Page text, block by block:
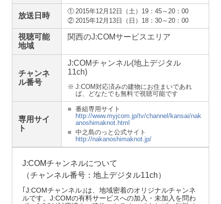
放送日時
① 2015年12月12日（土） 19：45～20：00
② 2015年12月13日（日） 18：30～20：00
視聴可能
地域
関西のJ:COMサービスエリア
チャンネ
ル番号
J:COMチャンネル(地上デジタル
11ch)
※ J:COM対応済みの建物にお住まいであれ
ば、どなたでも無料で視聴可能です
専用サイ
ト
■ 番組専用サイト
http://www.myjcom.jp/tv/channel/kansai/nak
anoshimaknot.html
■ 中之島のっと公式サイト
http://nakanoshimaknot.jp/
J:COMチャンネルについて
（チャンネル番号：地上デジタル11ch）
｢J:COMチャンネル｣は、地域密着のオリジナルチャンネ
ルです。J:COMの有料サービスへの加入・未加入を問わ